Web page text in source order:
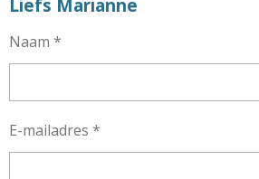
Liefs Marianne
Naam *
E-mailadres *